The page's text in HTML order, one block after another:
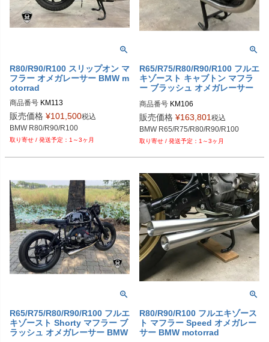
R80/R90/R100 スリップオン マ
フラー オメガレーサー BMW m
otorrad
商品番号 KM113
BMW R80/R90/R100 - "Alucone" Sli
p-on Mufflers
販売価格 ¥101,500税込
BMW R80/R90/R100
1～3ヶ月
R65/R75/R80/R90/R100 フルエ
キゾースト キャブトン マフラ
ー ブラッシュ オメガレーサー
商品番号 KM106
BMW R80/R90/R100 - Full Exhaust
System "Peashooter"
販売価格 ¥163,801 税込
BMW R65/R75/R80/R90/R100
1～3ヶ月
R65/R75/R80/R90/R100 フルエ
キゾースト Shorty マフラー ブ
ラッシュ オメガレーサー BMW
R80/R90/R100 フルエキゾース
ト マフラー Speed オメガレー
サー BMW motorrad